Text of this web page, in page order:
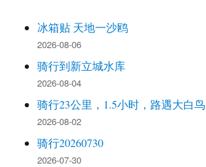
冰箱贴 天地一沙鸥
2026-08-06
骑行到新立城水库
2026-08-04
骑行23公里，1.5小时，路遇大白鸟
2026-08-02
骑行20260730
2026-07-30